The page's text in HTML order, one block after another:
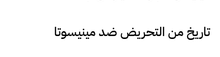
تاريخ من التحريض ضد مينيسوتا